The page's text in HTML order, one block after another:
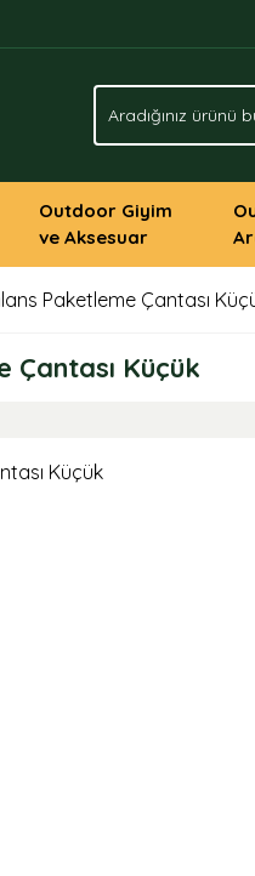
Outdoor Giyim
ve Aksesuar
Paketleme Çantası
Çantası Küçük